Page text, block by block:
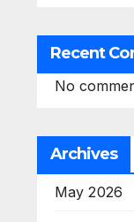
Recent
No
Archives
May 2026